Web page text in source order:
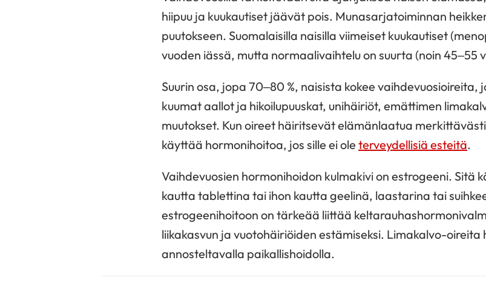
hiipuu ja kuukautiset jäävät pois. Munasarjatoiminnan
puutokseen. Suomalaisilla naisilla viimeiset kuukautiset
vuoden iässä, mutta normaalivaihtelu on suurta (noin 45–55
Suurin osa, jopa 70–80 %, naisista kokee
kuumat aallot ja hikoilupuuskat, unihäiriöt, emättimen
muutokset. Kun oireet häiritsevät elämänlaatua
käyttää hormonihoitoa, jos sille ei ole terveydellisiä esteitä.
Vaihdevuosien hormonihoidon kulmakivi on estrogeeni. Sitä
kautta tablettina tai ihon kautta geelinä, laastarina tai
estrogeenihoitoon on tärkeää liittää
liikakasvun ja vuotohäiriöiden estämiseksi. Limakalvo-
annosteltavalla paikallishoidolla.